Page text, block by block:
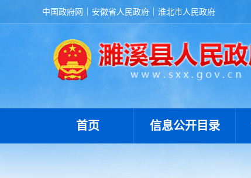
中国政府网 安徽省人民政府 淮北市人民政府
首页 信息公开目录